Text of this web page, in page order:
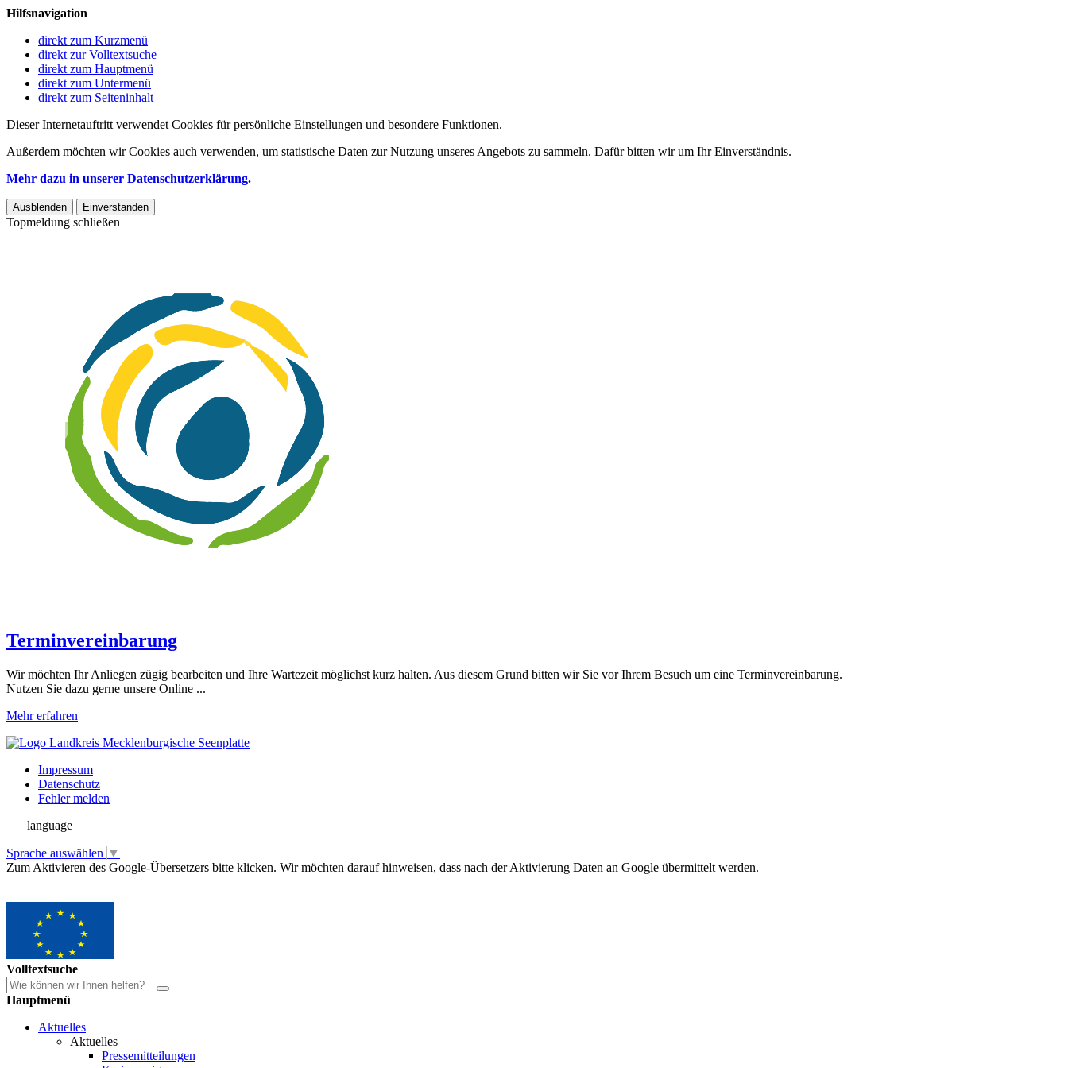
Hilfsnavigation
direkt zum Kurzmenü
direkt zur Volltextsuche
direkt zum Hauptmenü
direkt zum Untermenü
direkt zum Seiteninhalt
Dieser Internetauftritt verwendet Cookies für persönliche Einstellungen und besondere Funktionen.
Außerdem möchten wir Cookies auch verwenden, um statistische Daten zur Nutzung unseres Angebots zu sammeln. Dafür bitten wir um Ihr Einverständnis.
Mehr dazu in unserer Datenschutzerklärung.
Ausblenden Einverstanden
Topmeldung schließen
Terminvereinbarung
Wir möchten Ihr Anliegen zügig bearbeiten und Ihre Wartezeit möglichst kurz halten. Aus diesem Grund bitten wir Sie vor Ihrem Besuch um eine Terminvereinbarung.
Nutzen Sie dazu gerne unsere Online ...
Mehr erfahren
Impressum
Datenschutz
Fehler melden
language
Sprache auswählen ▼
Zum Aktivieren des Google-Übersetzers bitte klicken. Wir möchten darauf hinweisen, dass nach der Aktivierung Daten an Google übermittelt werden.
Volltextsuche
Hauptmenü
Aktuelles
Aktuelles
Pressemitteilungen